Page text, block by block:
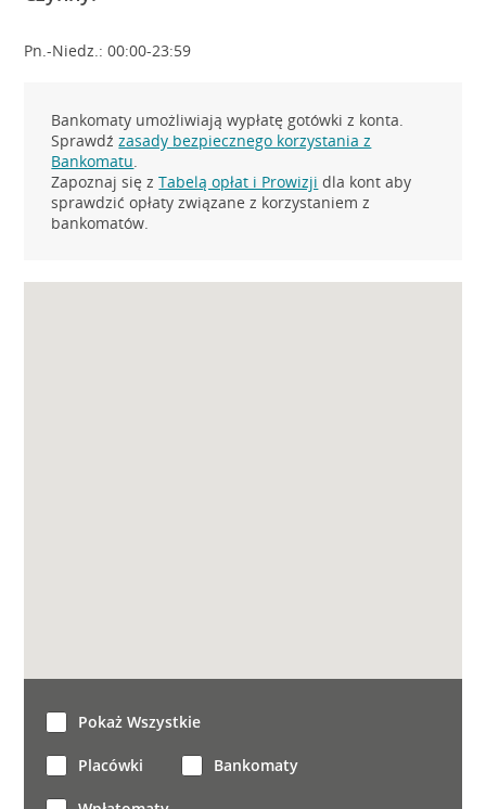
Pn.-Niedz.: 00:00-23:59
Bankomaty umożliwiają wypłatę gotówki z konta.
Sprawdźzasady bezpiecznego korzystania z
Bankomatu.
Zapoznaj się zTabelą opłat i Prowizji dla kont aby
sprawdzić opłaty związane z korzystaniem z
bankomatów.
Pokaż Wszystkie
Placówki Bankomaty